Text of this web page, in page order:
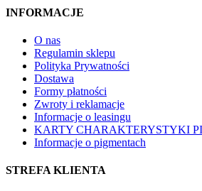
INFORMACJE
O nas
Regulamin sklepu
Polityka Prywatności
Dostawa
Formy płatności
Zwroty i reklamacje
Informacje o leasingu
KARTY CHARAKTERYSTYKI
Informacje o pigmentach
STREFA KLIENTA